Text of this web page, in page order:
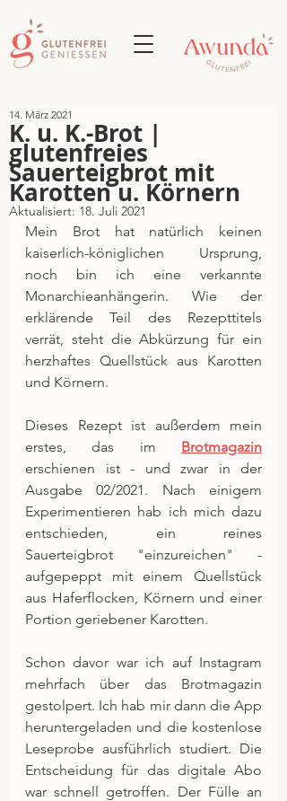
K. u. K.-Brot |
glutenfreies
Sauerteigbrot mit
Karotten u. Körnern
14. März 2021
Aktualisiert: 18. Juli 2021
Mein Brot hat natürlich keinen
kaiserlich-königlichen Ursprung,
noch bin ich eine verkannte
Monarchieanhängerin. Wie der
erklärende Teil des Rezepttitels
verrät, steht die Abkürzung für ein
herzhaftes Quellstück aus Karotten
und Körnern.
Dieses Rezept ist außerdem mein
erstes, das im Brotmagazin
erschienen ist - und zwar in der
Ausgabe 02/2021. Nach einigem
Experimentieren hab ich mich dazu
entschieden, ein reines
Sauerteigbrot "einzureichen" -
aufgepeppt mit einem Quellstück
aus Haferflocken, Körnern und einer
Portion geriebener Karotten.
Schon davor war ich auf Instagram
mehrfach über das Brotmagazin
gestolpert. Ich hab mir dann die App
heruntergeladen und die kostenlose
Leseprobe ausführlich studiert. Die
Entscheidung für das digitale Abo
war schnell getroffen. Der Fülle an